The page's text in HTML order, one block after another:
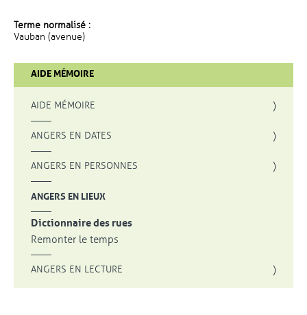
Terme normalisé :
Vauban (avenue)
AIDE MÉMOIRE
AIDE MÉMOIRE
ANGERS EN DATES
ANGERS EN PERSONNES
ANGERS EN LIEUX
Dictionnaire des rues
Remonter le temps
ANGERS EN LECTURE